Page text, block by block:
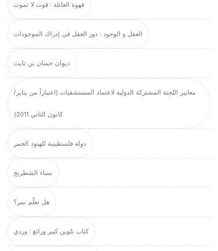
قهوة العائلة : قوت لا تموت
العقل و الوجود : دور العقل في إدراك الموجودات
ديوان حسان بن ثابت
معايير اللجنة المشتركة الدولية لاعتماد المستشفيات (اعتباراً من يناير/
كانون الثاني 2011)
دولة فلسطينية للهنود الحمر
نساء الشطرنج
هل تعلّم نمر؟
كتاب تلوين كبير ورائع : وردي